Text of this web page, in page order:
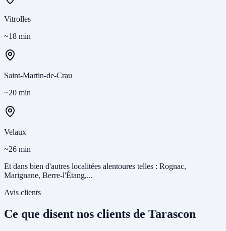
Vitrolles
~18 min
Saint-Martin-de-Crau
~20 min
Velaux
~26 min
Et dans bien d'autres localitées alentoures telles : Rognac,
Marignane, Berre-l'Étang,...
Avis clients
Ce que disent nos clients de Tarascon